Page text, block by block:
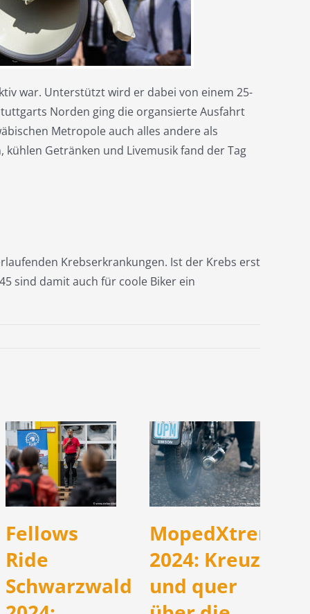
war. Unterstützt wird er dabei von einem 25-
Norden ging die organsierte Ausfahrt
Metropole auch alles andere als
Getränken und Livemusik fand der Tag
Krebserkrankungen. Ist der Krebs erst
sind damit auch für coole Biker ein
Fellows
Ride
Schwarzwald
MopedXtreme
2024: Kreuz
und quer